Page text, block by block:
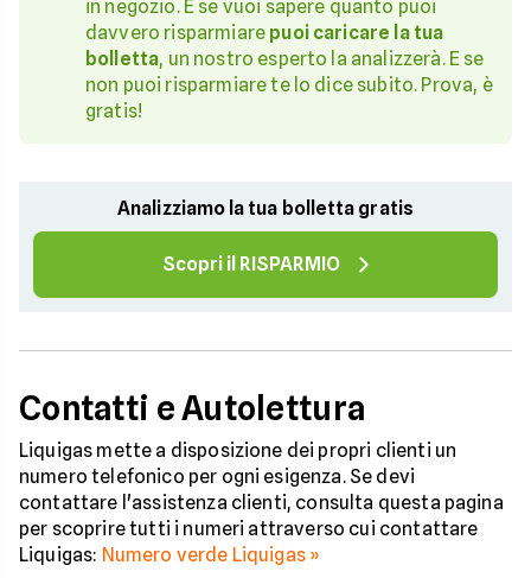
in negozio. E se vuoi sapere quanto puoi
davvero risparmiare puoi caricare la tua
bolletta, un nostro esperto la analizzerà. E se
non puoi risparmiare te lo dice subito. Prova, è
gratis!
Analizziamo la tua bolletta gratis
Scopri il RISPARMIO
Contatti e Autolettura
Liquigas mette a disposizione dei propri clienti un
numero telefonico per ogni esigenza. Se devi
contattare l'assistenza clienti, consulta questa pagina
per scoprire tutti i numeri attraverso cui contattare
Liquigas: Numero verde Liquigas »